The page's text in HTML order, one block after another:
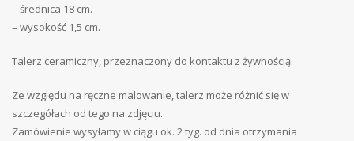
– średnica 18 cm.
– wysokość 1,5 cm.
Talerz ceramiczny, przeznaczony do kontaktu z żywnością.
Ze względu na ręczne malowanie, talerz może różnić się w
szczegółach od tego na zdjęciu.
Zamówienie wysyłamy w ciągu ok. 2 tyg. od dnia otrzymania